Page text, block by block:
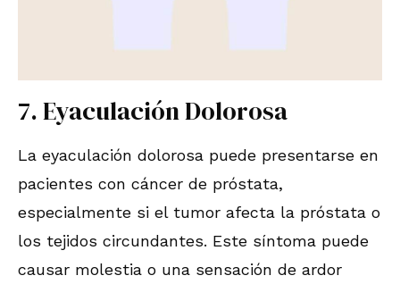
7. Eyaculación Dolorosa
La eyaculación dolorosa puede presentarse en
pacientes con cáncer de próstata,
especialmente si el tumor afecta la próstata o
los tejidos circundantes. Este síntoma puede
causar molestia o una sensación de ardor